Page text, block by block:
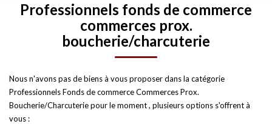
DÉPOSEZ VOTRE RECHERCHE
NOUS REJOINDRE
CONTACT
Type de bien
Plus de critères
Professionnels fonds de commerce
commerces prox.
boucherie/charcuterie
Nous n'avons pas de biens à vous proposer dans la catégorie
Professionnels Fonds de commerce Commerces Prox.
Boucherie/Charcuterie pour le moment , plusieurs options s'offrent à
vous :